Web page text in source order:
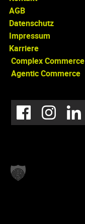
AGB
Datenschutz
Impressum
Karriere
Complex Commerce
Agentic Commerce